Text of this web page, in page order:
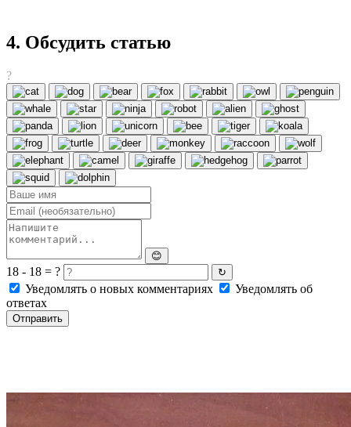
4. Обсудить статью
?
😊
18 - 18 = ? ↻
Уведомлять о новых комментариях
Уведомлять об
ответах
Отправить